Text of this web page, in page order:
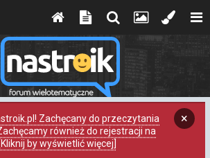
Zachęcany do przeczytania
również do rejestracji na
by wyświetlić więcej]
×